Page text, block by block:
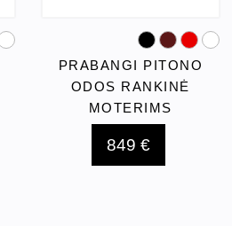
PRABANGI PITONO
ODOS RANKINĖ
MOTERIMS
849 €